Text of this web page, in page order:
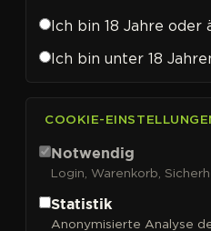
Forbidden
Zitrusaroma von
Noten vonCherry Pie– ein
aus zwei starken
dominante Hybrid bringt
Ich bin 18 Jahre oder
Ich bin unter 18
COOKIE-
Notwendig
Login, Warenkorb,
Statistik
Anonymisierte Analyse